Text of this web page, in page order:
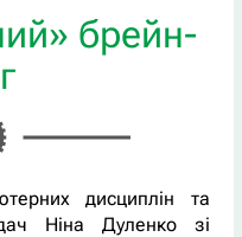
брейн-
дисциплін та
Ніна Дуленко зі